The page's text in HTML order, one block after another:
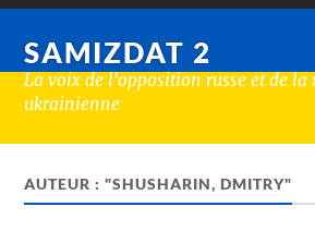
SAMIZDAT 2
La voix de l'opposition russe et de la
ukrainienne
AUTEUR : "SHUSHARIN, DMITRY"